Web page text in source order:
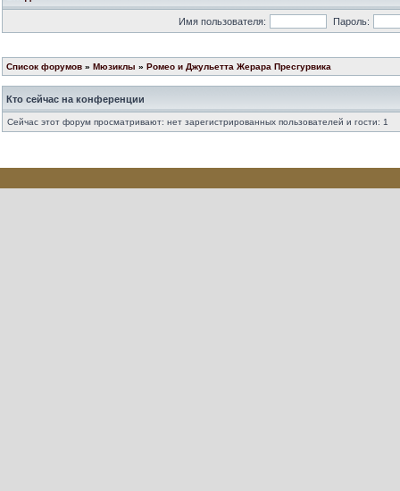
Имя пользователя: Пароль:
Список форумов » Мюзиклы » Ромео и Джульетта Жерара Пресгурвика
Кто сейчас на конференции
Сейчас этот форум просматривают: нет зарегистрированных пользователей и гости: 1